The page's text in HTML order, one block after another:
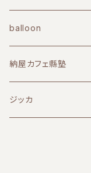
balloon
納屋カフェ縣塾
ジッカ